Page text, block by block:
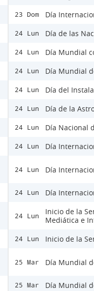
23 Dom Día
24 Lun Día de las
24 Lun Día Mundial
24 Lun Día Mundial
24 Lun Día del
24 Lun Día de la
24 Lun Día Nacional
24 Lun Día
24 Lun Día
24 Lun Día
24 Lun
Inicio de la
Mediática e
24 Lun Inicio de la
25 Mar Día Mundial
25 Mar Día Mundial